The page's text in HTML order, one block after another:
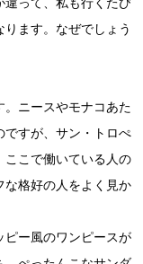
違って、私も行くたび
ます。なぜでしょう
。ニースやモナコあた
ですが、サン・トロぺ
ここで働いている人の
な格好の人をよく見か
ピー風のワンピースが